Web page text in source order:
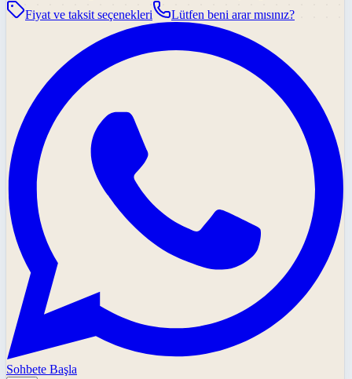
Fiyat ve taksit seçenekleri
Lütfen beni arar mısınız?
Sohbete Başla